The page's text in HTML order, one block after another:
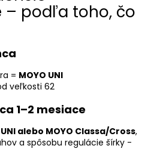
– podľa toho, čo
= MOYO UNI
veľkosti 62
1–2 mesiace
UNI alebo MOYO Classa/Cross,
a spôsobu regulácie šírky -